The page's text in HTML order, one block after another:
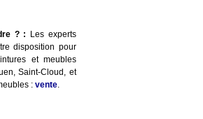
?:
Les experts
disposition pour
et meubles
Saint-Cloud, et
: vente.